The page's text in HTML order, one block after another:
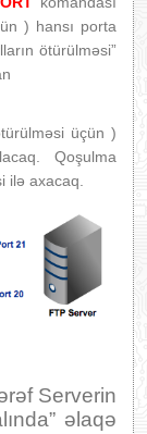
) hansı porta
ötürülməsi”
üçün )
Qoşulma
ilə axacaq.
Serverin
əlaqə